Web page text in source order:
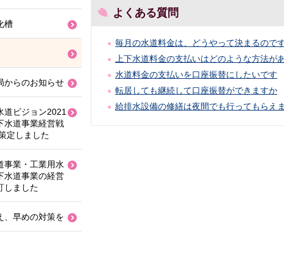
よくある質問
毎月の水道料金は、どうやって決まるので
上下水道料金の支払いはどのような方法が
水道料金の支払いを口座振替にしたいです
転居しても継続して口座振替ができますか
給排水設備の修繕は夜間でも行ってもらえ
槽
からのお知らせ
道ビジョン2021
水道事業経営戦
定しました
事業・工業用水
水道事業の経営
しました
、早めの対策を